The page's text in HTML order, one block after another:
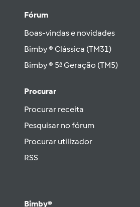
Fórum
Boas-vindas e novidades
Bimby ® Clássica (TM31)
Bimby ® 5ª Geração (TM5)
Procurar
Procurar receita
Pesquisar no fórum
Procurar utilizador
RSS
Bimby®